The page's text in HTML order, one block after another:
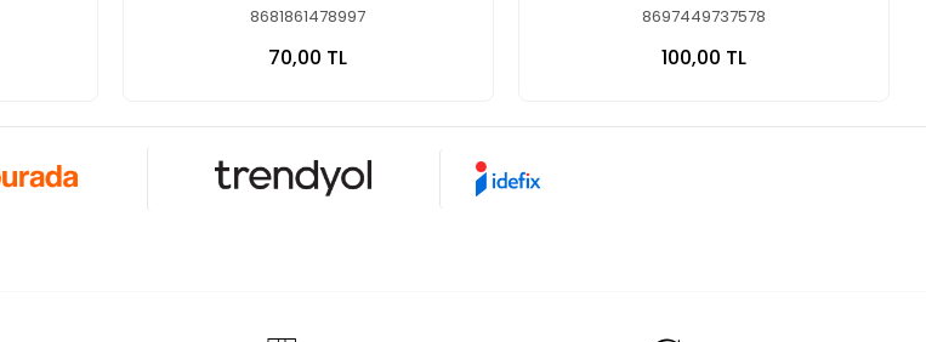
8681861478997
70,00 TL
8697449737578
100,00 TL